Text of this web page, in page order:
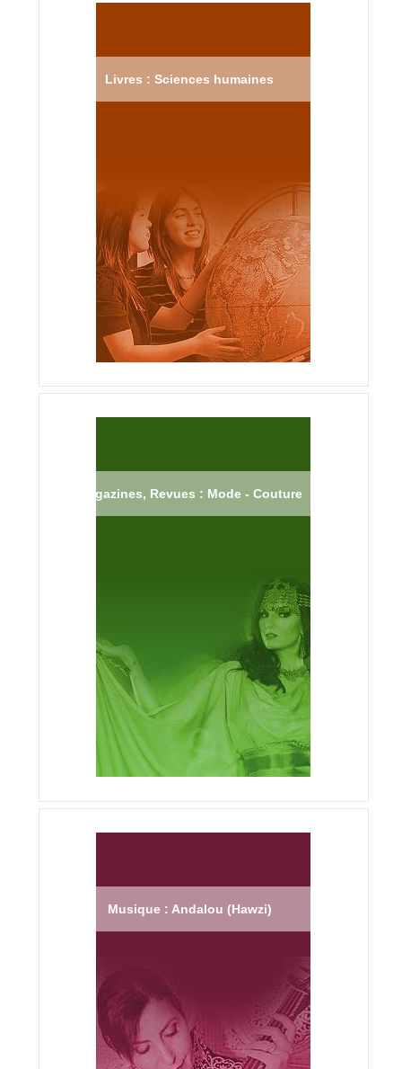
Livres : Sciences humaines
Magazines, Revues : Mode - Couture
Musique : Andalou (Hawzi)